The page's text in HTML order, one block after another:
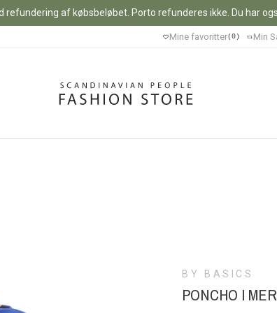
af købsbeløbet. Porto refunderes ikke. Du har
Mine favoritter 0 Min
BY BASICS
PONCHO I